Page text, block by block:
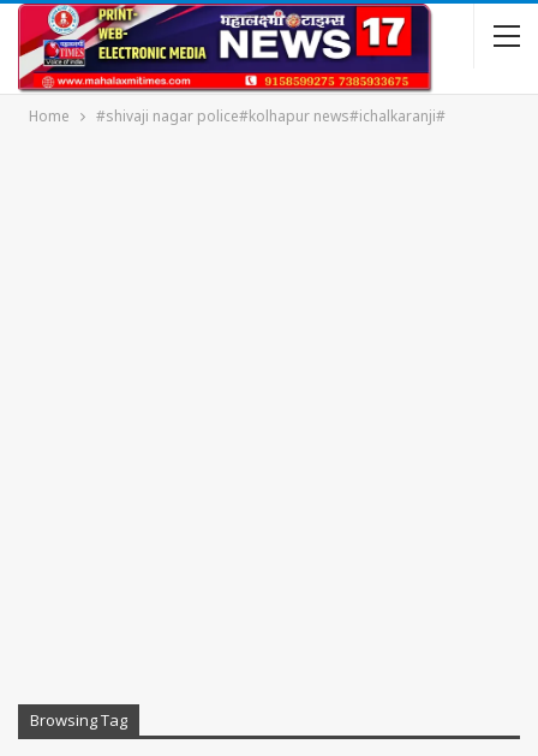
Home #shivaji nagar police#kolhapur news#ichalkaranji#
Browsing Tag